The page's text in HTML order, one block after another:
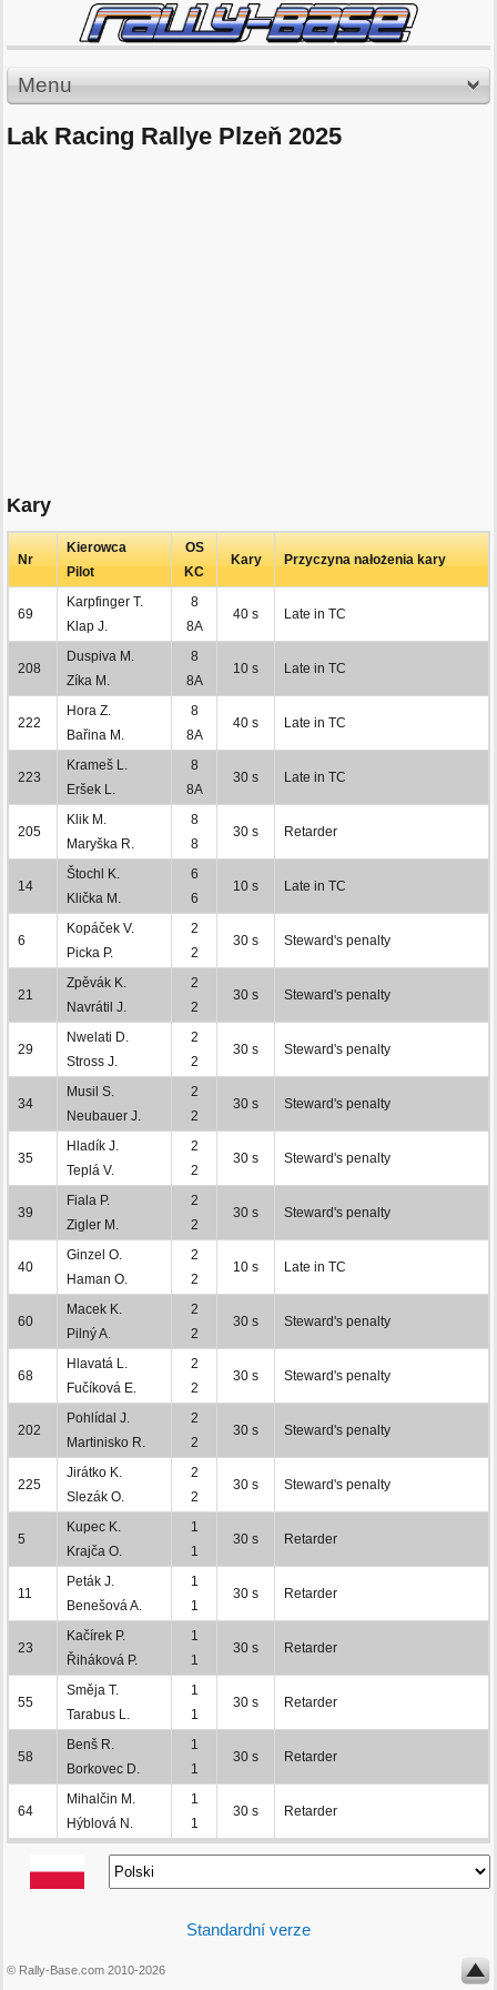
Menu
Lak Racing Rallye Plzeň 2025
Kary
Nr
Kierowca
Pilot
OS
KC
Kary Przyczyna nałożenia kary
69
Karpfinger T.
Klap J.
8
8A
40 s Late in TC
208
Duspiva M.
Zíka M.
8
8A
10 s Late in TC
222
Hora Z.
Bařina M.
8
8A
40 s Late in TC
223
Krameš L.
Eršek L.
8
8A
30 s Late in TC
205
Klik M.
Maryška R.
8
8
30 s Retarder
14
Štochl K.
Klička M.
6
6
10 s Late in TC
6
Kopáček V.
Picka P.
2
2
30 s Steward's penalty
21
Zpěvák K.
Navrátil J.
2
2
30 s Steward's penalty
29
Nwelati D.
Stross J.
2
2
30 s Steward's penalty
34
Musil S.
Neubauer J.
2
2
30 s Steward's penalty
35
Hladík J.
Teplá V.
2
2
30 s Steward's penalty
39
Fiala P.
Zigler M.
2
2
30 s Steward's penalty
40
Ginzel O.
Haman O.
2
2
10 s Late in TC
60
Macek K.
Pilný A.
2
2
30 s Steward's penalty
68
Hlavatá L.
Fučíková E.
2
2
30 s Steward's penalty
202
Pohlídal J.
Martinisko R.
2
2
30 s Steward's penalty
225
Jirátko K.
Slezák O.
2
2
30 s Steward's penalty
5
Kupec K.
Krajča O.
1
1
30 s Retarder
11
Peták J.
Benešová A.
1
1
30 s Retarder
23
Kačírek P.
Řiháková P.
1
1
30 s Retarder
55
Směja T.
Tarabus L.
1
1
30 s Retarder
58
Benš R.
Borkovec D.
1
1
30 s Retarder
64
Mihalčin M.
Hýblová N.
1
1
30 s Retarder
Standardní verze
© Rally-Base.com 2010-2026